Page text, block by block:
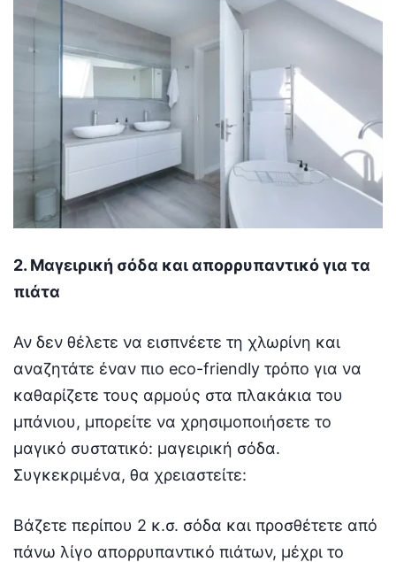
2. Μαγειρική σόδα και απορρυπαντικό για τα
πιάτα
Αν δεν θέλετε να εισπνέετε τη χλωρίνη και
αναζητάτε έναν πιο eco-friendly τρόπο για να
καθαρίζετε τους αρμούς στα πλακάκια του
μπάνιου, μπορείτε να χρησιμοποιήσετε το
μαγικό συστατικό: μαγειρική σόδα.
Συγκεκριμένα, θα χρειαστείτε:
Βάζετε περίπου 2 κ.σ. σόδα και προσθέτετε από
πάνω λίγο απορρυπαντικό πιάτων, μέχρι το